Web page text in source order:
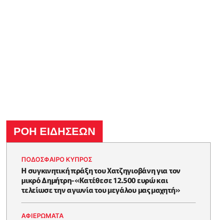
ΡΟΗ ΕΙΔΗΣΕΩΝ
ΠΟΔΟΣΦΑΙΡΟ ΚΥΠΡΟΣ
Η συγκινητική πράξη του Χατζηγιοβάνη για τον
μικρό Δημήτρη-«Κατέθεσε 12.500 ευρώ και
τελείωσε την αγωνία του μεγάλου μας μαχητή»
ΑΦΙΕΡΩΜΑΤΑ